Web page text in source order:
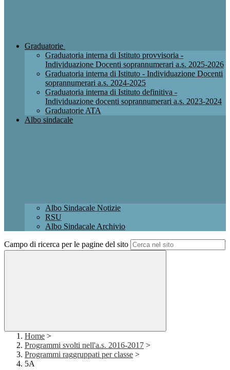
Graduatorie
Graduatoria interna di Istituto provvisoria -
Individuazione Docenti soprannumerari a.s. 2025-2026
Graduatoria interna di Istituto - Individuazione Docenti
soprannumerari a.s. 2024-2025
Graduatoria interna di Istituto definitiva -
Individuazione docenti soprannumerari a.s. 2023-2024
Graduatorie ATA
Albo sindacale
Albo Sindacale Notizie
RSU
Albo Sindacale Archivio
Campo di ricerca per le pagine del sito
Home >
Programmi svolti nell'a.s. 2016-2017 >
Programmi raggruppati per classe >
5A